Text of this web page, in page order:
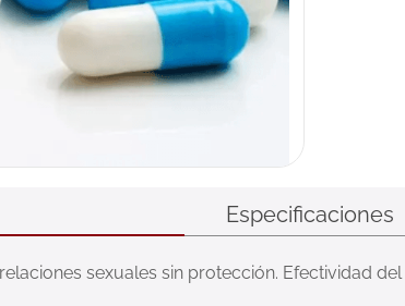
Especificaciones
sexuales sin protección. Efectividad del